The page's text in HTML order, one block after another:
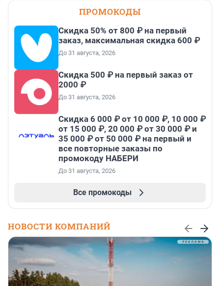
ПРОМОКОДЫ
Скидка 50% от 800 ₽ на первый
заказ, максимальная скидка 600 ₽
До 31 августа, 2026
Скидка 500 ₽ на первый заказ от
2000 ₽
До 31 августа, 2026
Скидка 6 000 ₽ от 10 000 ₽, 10 000 ₽
от 15 000 ₽, 20 000 ₽ от 30 000 ₽ и
35 000 ₽ от 50 000 ₽ на первый и
все повторные заказы по
промокоду НАБЕРИ
До 31 августа, 2026
Все промокоды
НОВОСТИ КОМПАНИЙ